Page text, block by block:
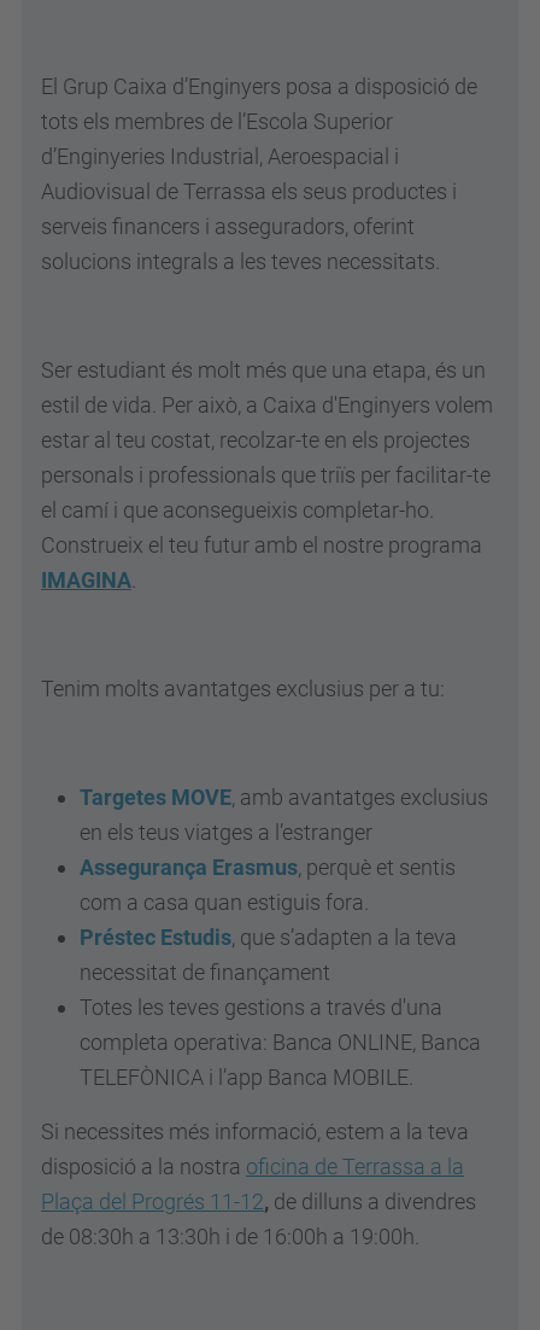
El Grup Caixa d’Enginyers posa a disposició de
tots els membres de l’Escola Superior
d’Enginyeries Industrial, Aeroespacial i
Audiovisual de Terrassa els seus productes i
serveis financers i asseguradors, oferint
solucions integrals a les teves necessitats.
Ser estudiant és molt més que una etapa, és un
estil de vida. Per això, a Caixa d'Enginyers volem
estar al teu costat, recolzar-te en els projectes
personals i professionals que triïs per facilitar-te
el camí i que aconsegueixis completar-ho.
Construeix el teu futur amb el nostre programa
IMAGINA
Tenim molts avantatges exclusius per a tu:
Targetes MOVE, amb avantatges exclusius
en els teus viatges a l’estranger
Assegurança Erasmus, perquè et sentis
com a casa quan estiguis fora.
Préstec Estudis, que s’adapten a la teva
necessitat de finançament
Totes les teves gestions a través d'una
completa operativa: Banca ONLINE, Banca
TELEFÒNICA i l’app Banca MOBILE.
Si necessites més informació, estem a la teva
disposició a la nostra oficina de Terrassa a la
Plaça del Progrés 11-12, de dilluns a divendres
de 08:30h a 13:30h i de 16:00h a 19:00h.